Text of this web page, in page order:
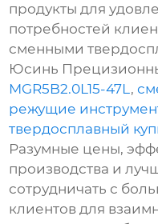
продукты для
потребностей
сменными
Юсинь
MGR5B2.0L15-47L,
режущие
твердосплавный
Разумные цены,
производства и
сотрудничать с
клиентов для